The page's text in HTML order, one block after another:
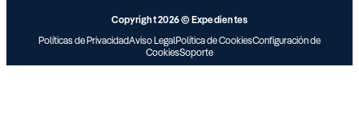
Copyright 2026 © Expedientes
Políticas de PrivacidadAviso LegalPolítica de CookiesConfiguración de
CookiesSoporte